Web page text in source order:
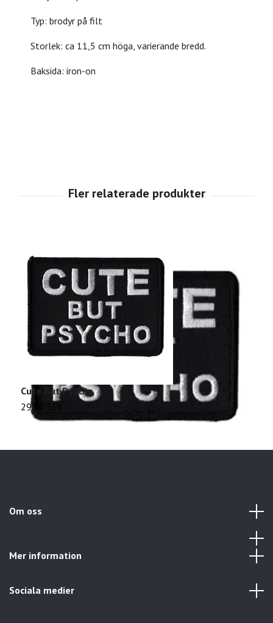
Typ: brodyr på filt
Storlek: ca 11,5 cm höga, varierande bredd.
Baksida: iron-on
Cute But Psycho
29.00 SEK
Om oss
Mer information
Sociala medier